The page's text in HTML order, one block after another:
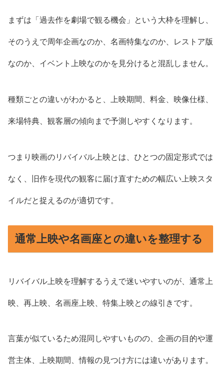
まずは「過去作を劇場で観る機会」という大枠を理解し、
そのうえで周年企画なのか、名画特集なのか、レストア版
なのか、イベント上映なのかを見分けると混乱しません。
種類ごとの違いがわかると、上映期間、料金、映像仕様、
来場特典、観客層の傾向まで予測しやすくなります。
つまり映画のリバイバル上映とは、ひとつの固定形式では
なく、旧作を現代の観客に届け直すための幅広い上映スタ
イルだと捉えるのが適切です。
通常上映や名画座との違いを整理する
リバイバル上映を理解するうえで迷いやすいのが、通常上
映、再上映、名画座上映、特集上映との線引きです。
言葉が似ているため混同しやすいものの、企画の目的や運
営主体、上映期間、情報の見つけ方には違いがあります。